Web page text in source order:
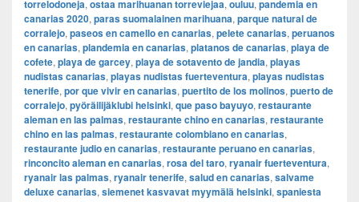
torrelodoneja, ostaa marihuanan torreviejaa, ouluu, pandemia en
canarias 2020, paras suomalainen marihuana, parque natural de
corralejo, paseos en camello en canarias, pelete canarias, peruanos
en canarias, plandemia en canarias, platanos de canarias, playa de
cofete, playa de garcey, playa de sotavento de jandia, playas
nudistas canarias, playas nudistas fuerteventura, playas nudistas
tenerife, por que vivir en canarias, puertito de los molinos, puerto de
corralejo, pyöräilijäklubi helsinki, que paso bayuyo, restaurante
aleman en las palmas, restaurante chino en canarias, restaurante
chino en las palmas, restaurante colombiano en canarias,
restaurante judio en canarias, restaurante peruano en canarias,
rinconcito aleman en canarias, rosa del taro, ryanair fuerteventura,
ryanair las palmas, ryanair tenerife, salud en canarias, salvame
deluxe canarias, siemenet kasvavat myymälä helsinki, spaniesta